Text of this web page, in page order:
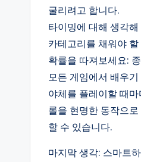
굴리려고 합니다.
타이밍에 대해 생각
카테고리를 채워야
확률을 따져보세요:
모든 게임에서 배우기
야체를 플레이할 때
롤을 현명한 동작으
할 수 있습니다.
마지막 생각: 스마트